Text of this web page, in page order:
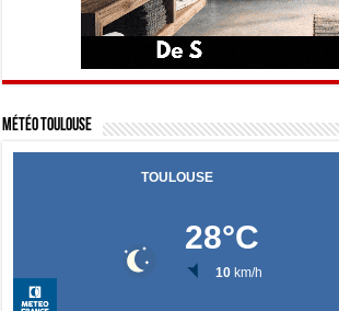
Météo Toulouse